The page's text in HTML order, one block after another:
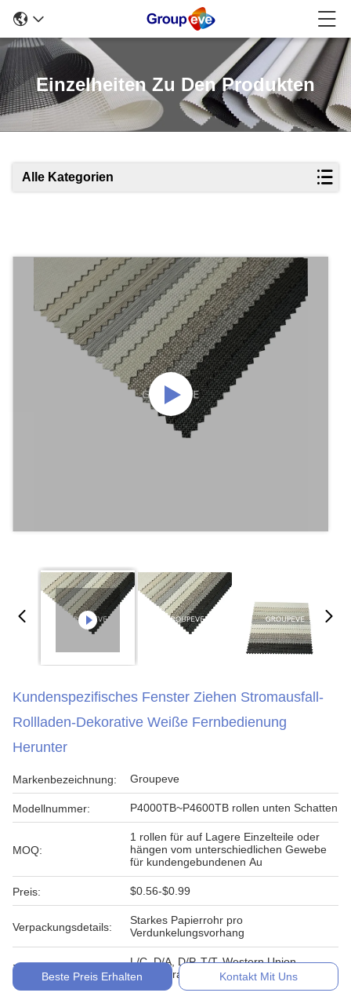
Einzelheiten Zu Den Produkten
Alle Kategorien
Kundenspezifisches Fenster Ziehen Stromausfall-
Rollladen-Dekorative Weiße Fernbedienung
Herunter
Markenbezeichnung: Groupeve
Modellnummer: P4000TB~P4600TB rollen unten Schatten
MOQ:
1 rollen für auf Lagere Einzelteile oder
hängen vom unterschiedlichen Gewebe
für kundengebundenen Au
Preis: $0.56-$0.99
Verpackungsdetails:
Starkes Papierrohr pro
Verdunkelungsvorhang
Zahlungsbedingungen:
L/C, D/A, D/P, T/T, Western Union,
MoneyGram für rollen oben Schatten
Beste Preis Erhalten Kontakt Mit Uns